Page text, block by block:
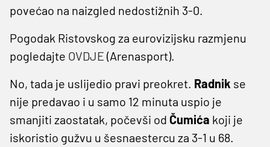
povećao na naizgled nedostižnih 3-0.
Pogodak Ristovskog za eurovizijsku razmjenu
pogledajte OVDJE (Arenasport).
No, tada je uslijedio pravi preokret. Radnik se
nije predavao i u samo 12 minuta uspio je
smanjiti zaostatak, počevši od Čumića koji je
iskoristio gužvu u šesnaestercu za 3-1 u 68.